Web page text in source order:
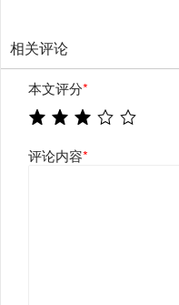
相关评论
本文评分*
评论内容*